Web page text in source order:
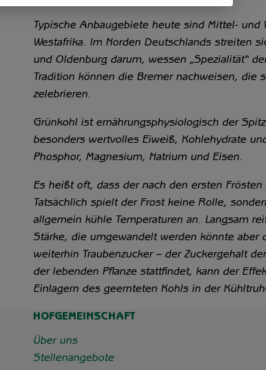
Typische Anbaugebiete heute sind Mittel- und
Westafrika. Im Norden Deutschlands streiten
und Oldenburg darum, wessen „Spezialität“
Tradition können die Bremer nachweisen,
zelebrieren.
Grünkohl ist ernährungsphysiologisch der
besonders wertvolles Eiweiß, Kohlehydrate
Phosphor, Magnesium, Natrium und Eisen.
Es heißt oft, dass der nach den ersten
Tatsächlich spielt der Frost keine Rolle,
allgemein kühle Temperaturen an. Langsam
Stärke, die umgewandelt werden könnte aber
weiterhin Traubenzucker – der Zuckergehalt
der lebenden Pflanze stattfindet, kann der
Einlagern des geernteten Kohls in der
HOFGEMEINSCHAFT
Über uns
Stellenangebote